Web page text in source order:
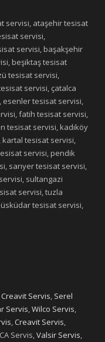
servisi, ataşehir tesisat
servisi,
servisi, başakşehir
beşiktaş tesisat
tesisat servisi,
servisi, çatalca
esenler tesisat servisi,
fatih tesisat servisi,
tesisat servisi, kadıköy
kartal tesisat servisi,
servisi, pendik
sarıyer tesisat servisi,
sultangazi
servisi, tuzla
tesisat servisi,
Creavit Servis, Serel
Servis,Wilco Servis,
,Creavit Servis,
Servis,Valsir Servis,